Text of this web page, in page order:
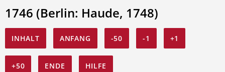
1746 (Berlin: Haude, 1748)
INHALT ANFANG -50 -1 +1
+50 ENDE HILFE